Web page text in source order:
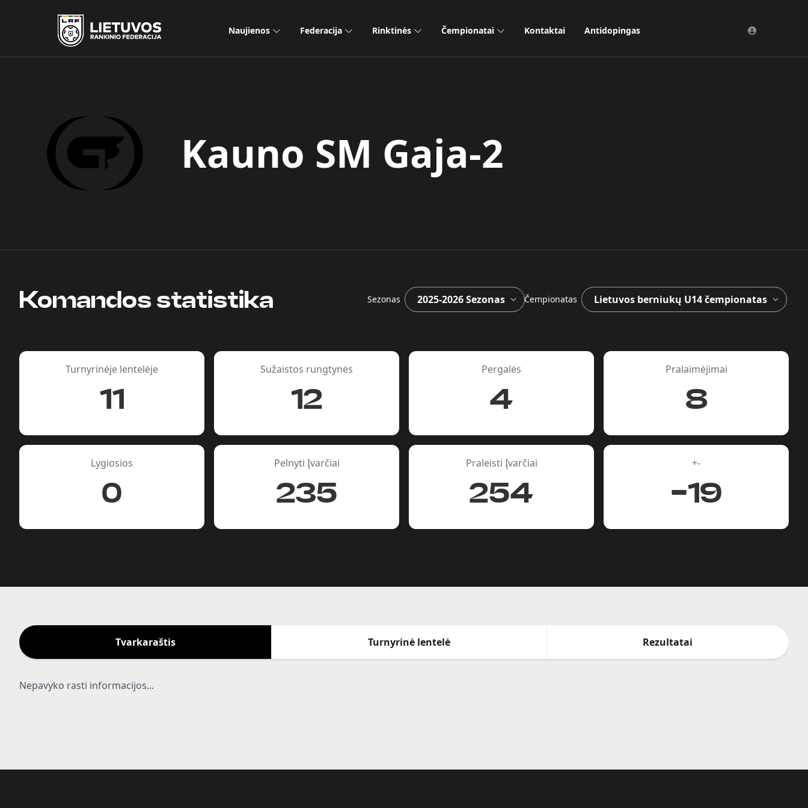
Naujienos Federacija Rinktinės Čempionatai Kontaktai Antidopingas
Kauno SM Gaja-2
Komandos statistika Sezonas Čempionatas
Turnyrinėje lentelėje
11
Sužaistos rungtynės
12
Pergalės
4
Pralaimėjimai
8
Lygiosios
0
Pelnyti Įvarčiai
235
Praleisti Įvarčiai
254
+-
-19
Tvarkaraštis Turnyrinė lentelė Rezultatai
Nepavyko rasti informacijos...